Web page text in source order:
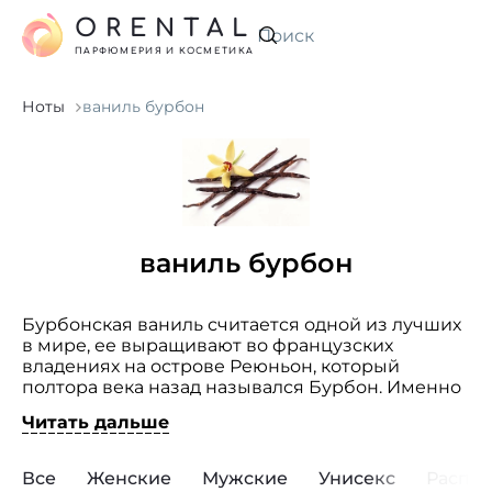
Искать
ORENTAL
ПАРФЮМЕРИЯ И КОСМЕТИКА
Ноты ваниль бурбон
ваниль бурбон
Бурбонская ваниль считается одной из лучших
в мире, ее выращивают во французских
владениях на острове Реюньон, который
полтора века назад назывался Бурбон. Именно
духов. Сегодня крупное производство
Мадагаскар и по праву считается эталоном
Читать дальше
Все Женские Мужские Унисекс